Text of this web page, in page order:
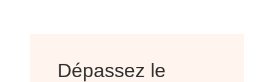
Dépassez le